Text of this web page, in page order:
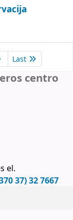
Last
centro
el.
37) 32 7667